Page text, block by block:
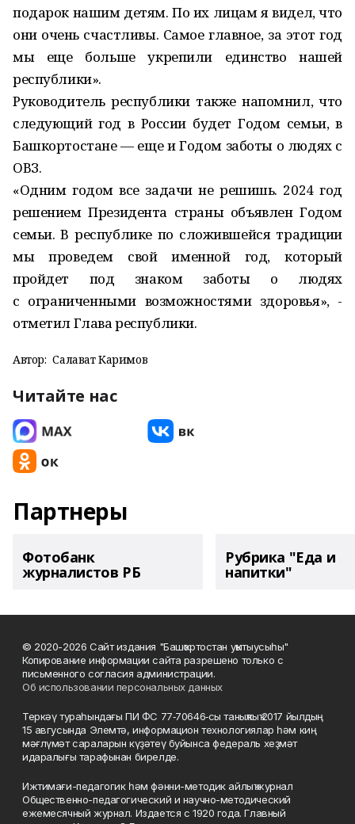
подарок нашим детям. По их лицам я видел, что
они очень счастливы. Самое главное, за этот год
мы еще больше укрепили единство нашей
республики».
Руководитель республики также напомнил, что
следующий год в России будет Годом семьи, в
Башкортостане — еще и Годом заботы о людях с
ОВЗ.
«Одним годом все задачи не решишь. 2024 год
решением Президента страны объявлен Годом
семьи. В республике по сложившейся традиции
мы проведем свой именной год, который
пройдет под знаком заботы о людях
с ограниченными возможностями здоровья», -
отметил Глава республики.
Автор: Салават Каримов
Читайте нас
Партнеры
Фотобанк
журналистов РБ
Рубрика "Еда и
напитки"
© 2020-2026 Сайт издания "Башҡортостан уҡытыусыһы"
Копирование информации сайта разрешено только с
письменного согласия администрации.
Об использовании персональных данных
Теркәү тураһындағы ПИ ФС 77‑70646‑сы таныҡлыҡ 2017 йылдың
15 авгусында Элемтә, информацион технологиялар һәм киң
мәғлүмәт сараларын күҙәтеү буйынса федераль хеҙмәт
идаралығы тарафынан бирелде.
Ижтимағи-педагогик һәм фәнни-методик айлыҡ журнал
Общественно-педагогический и научно-методический
ежемесячный журнал. Издается с 1920 года. Главный